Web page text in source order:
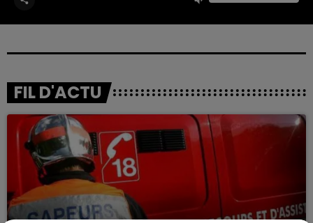
FIL D'ACTU